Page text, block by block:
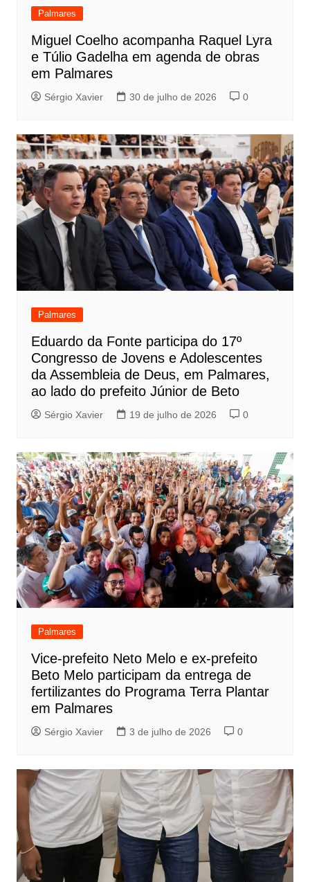
Palmares
Miguel Coelho acompanha Raquel Lyra
e Túlio Gadelha em agenda de obras
em Palmares
Sérgio Xavier 30 de julho de 2026 0
Palmares
Eduardo da Fonte participa do 17º
Congresso de Jovens e Adolescentes
da Assembleia de Deus, em Palmares,
ao lado do prefeito Júnior de Beto
Sérgio Xavier 19 de julho de 2026 0
Palmares
Vice-prefeito Neto Melo e ex-prefeito
Beto Melo participam da entrega de
fertilizantes do Programa Terra Plantar
em Palmares
Sérgio Xavier 3 de julho de 2026 0